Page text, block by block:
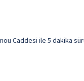
Caddesi ile 5 dakika